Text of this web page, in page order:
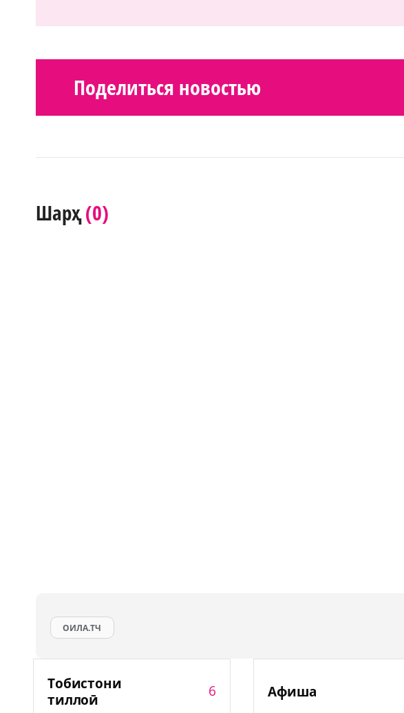
Поделиться новостью
Шарҳ(0)
ОИЛА.ТЧ
Тобистони
тиллоӣ
6 Афиша